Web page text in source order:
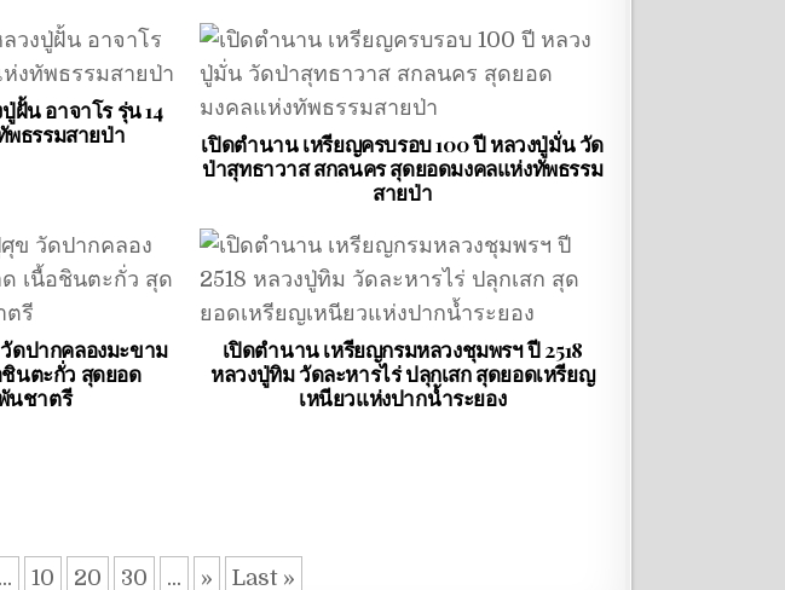
ฝั้น อาจาโร รุ่น 14
พธรรมสายป่า
เปิดตำนาน เหรียญครบรอบ 100 ปี หลวงปู่มั่น วัด
ป่าสุทธาวาส สกลนคร สุดยอดมงคลแห่งทัพธรรม
สายป่า
ดปากคลองมะขาม
นตะกั่ว สุดยอด
นชาตรี
เปิดตำนาน เหรียญกรมหลวงชุมพรฯ ปี 2518
หลวงปู่ทิม วัดละหารไร่ ปลุกเสก สุดยอดเหรียญ
เหนียวแห่งปากน้ำระยอง
... 10 20 30 ... » Last »